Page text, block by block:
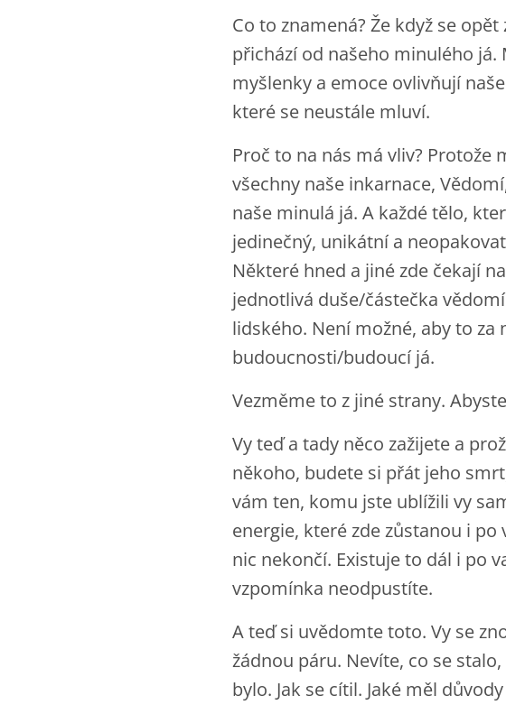
Co to znamená? Že když se
přichází od našeho minulého já.
myšlenky a emoce ovlivňují
které se neustále mluví.
Proč to na nás má vliv?
všechny naše inkarnace,
naše minulá já. A každé tělo,
jedinečný, unikátní a
Některé hned a jiné zde čekají
jednotlivá duše/částečka
lidského. Není možné, aby to
budoucnosti/budoucí já.
Vezměme to z jiné strany.
Vy teď a tady něco zažijete a
někoho, budete si přát jeho
vám ten, komu jste ublížili vy
energie, které zde zůstanou i
nic nekončí. Existuje to dál i po
vzpomínka neodpustíte.
A teď si uvědomte toto. Vy se
žádnou páru. Nevíte, co se
bylo. Jak se cítil. Jaké měl